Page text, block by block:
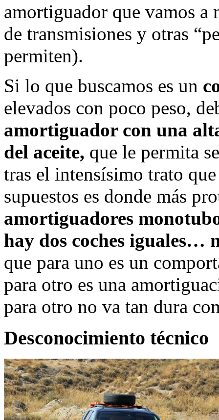
amortiguador que vamos a
de transmisiones y otras
permiten).
Si lo que buscamos es un
elevados con poco peso,
amortiguador con una
del aceite, que le permita
tras el intensísimo trato
supuestos es donde más
amortiguadores
hay dos coches iguales…
que para uno es un
para otro es una
para otro no va tan dura
Desconocimiento técnico